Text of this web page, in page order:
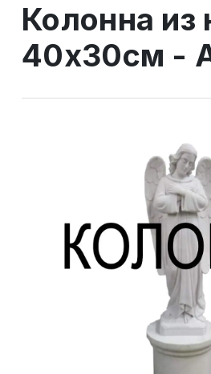
Колонна из
40х30см -